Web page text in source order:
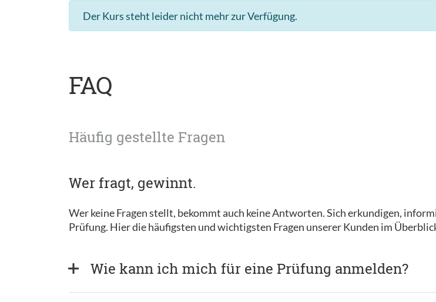
Der Kurs steht leider nicht mehr zur Verfügung.
FAQ
Häufig gestellte Fragen
Wer fragt, gewinnt.
Wer keine Fragen stellt, bekommt auch keine Antworten. Sich erkundigen,
Prüfung. Hier die häufigsten und wichtigsten Fragen unserer Kunden im
Wie kann ich mich für eine Prüfung anmelden?